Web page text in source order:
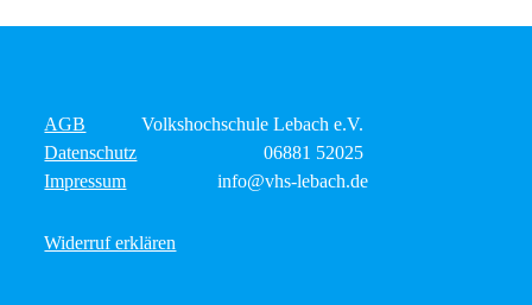
AGB
Datenschutz
Impressum
Volkshochschule Lebach e.V.
06881 52025
info@vhs-lebach.de
Widerruf erklären